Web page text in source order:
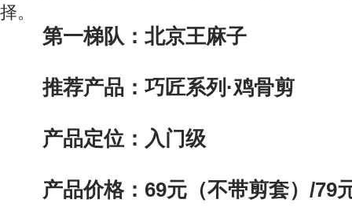
择。
第一梯队：北京王麻子
推荐产品：巧匠系列·鸡骨剪
产品定位：入门级
产品价格：69元（不带剪套）/79